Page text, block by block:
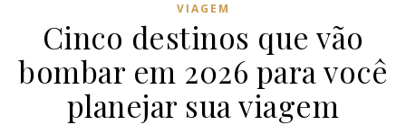
VIAGEM
Cinco destinos que vão
bombar em 2026 para você
planejar sua viagem